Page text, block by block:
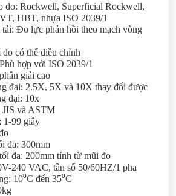
đo: Rockwell, Superficial Rockwell,
HBT, nhựa ISO 2039/1
tải: Đo lực phản hồi theo mạch vòng
có thể điều chỉnh
hợp với ISO 2039/1
giải cao
đại: 2.5X, 5X và 10X thay đổi được
đại: 10x
JIS và ASTM
1-99 giây
đa: 300mm
đa: 200mm tính từ mũi đo
240 VAC, tần số 50/60HZ/1 pha
10⁰C đến 35⁰C